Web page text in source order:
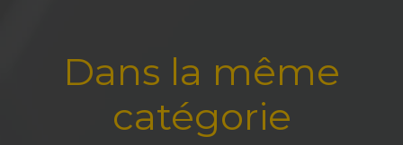
Dans la même
catégorie